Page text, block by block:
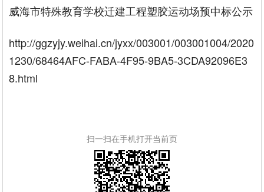
威海市特殊教育学校迁建工程塑胶运动场预中标公示
http://ggzyjy.weihai.cn/jyxx/003001/003001004/2020
1230/68464AFC-FABA-4F95-9BA5-3CDA92096E3
8.html
扫一扫在手机打开当前页